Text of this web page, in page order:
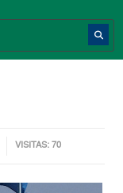
VISITAS: 70